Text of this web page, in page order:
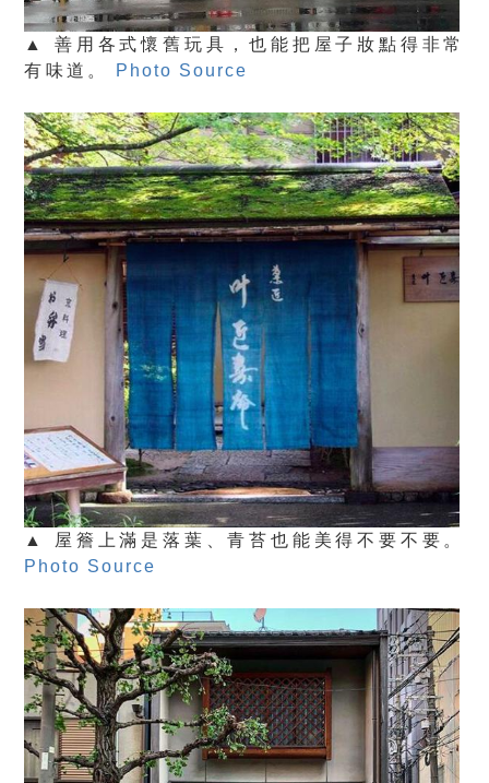
▲ 善用各式懷舊玩具，也能把屋子妝點得非常
有味道。 Photo Source
▲ 屋簷上滿是落葉、青苔也能美得不要不要。
Photo Source